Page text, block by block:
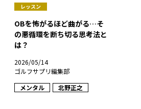
レッスン
OBを怖がるほど曲がる…そ
の悪循環を断ち切る思考法と
は？
2026/05/14
ゴルフサプリ編集部
メンタル
北野正之